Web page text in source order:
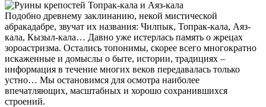
Подобно древнему заклинанию, некой мистической
абракадабре, звучат их названия: Чилпык, Топрак-кала, Аяз-
кала, Кызыл-кала… Давно уже истерлась память о жрецах
зороастризма. Остались топонимы, скорее всего многократно
искаженные и домыслы о быте, истории, традициях –
информация в течение многих веков передавалась только
устно… Мы остановимся для осмотра наиболее
впечатляющих, масштабных и хорошо сохранившихся
строений.